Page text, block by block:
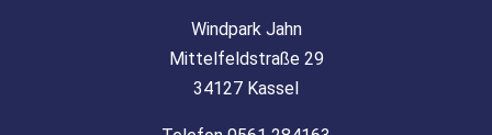
Windpark Jahn
Mittelfeldstraße 29
34127 Kassel